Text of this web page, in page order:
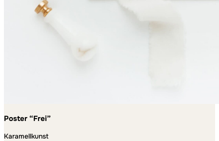
Poster “Frei”
Karamellkunst